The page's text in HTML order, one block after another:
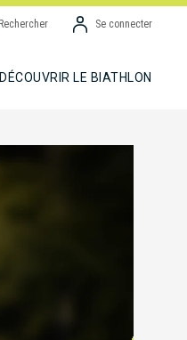
Rechercher Se connecter
DÉCOUVRIR LE BIATHLON